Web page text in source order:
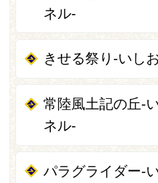
ネル-
きせる祭り-いし
常陸風土記の丘-
ネル-
パラグライダー-